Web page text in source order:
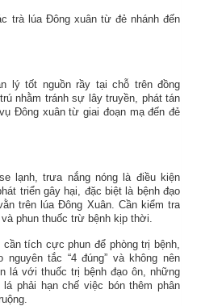
trà lúa Đông xuân từ đẻ nhánh đến
lý tốt nguồn rầy tại chỗ trên đồng
nhằm tránh sự lây truyền, phát tán
Đông xuân từ giai đoạn mạ đến đẻ
lạnh, trưa nắng nóng là điều kiện
triển gây hại, đặc biệt là bệnh đạo
trên lúa Đông Xuân. Cần kiểm tra
phun thuốc trừ bệnh kịp thời.
tích cực phun để phòng trị bệnh,
tắc “4 đúng” và không nên
lá với thuốc trị bệnh đạo ôn, những
phải hạn chế việc bón thêm phân